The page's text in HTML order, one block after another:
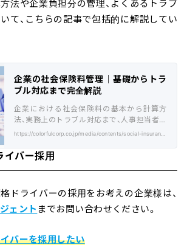
法や企業負担分の管理、よくあるトラブ
て、こちらの記事で包括的に解説してい
企業の社会保険料管理｜基礎からトラ
ブル対応まで完全解説
企業における社会保険料の基本から計算方
法、実務上のトラブル対応まで、人事担当者必
見の管理術を詳しく解説します。
イバー採用
ドライバーの採用をお考えの企業様は、
ェント までお問い合わせください。
バーを採用したい